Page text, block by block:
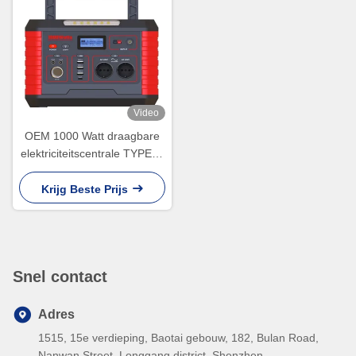
Video
OEM 1000 Watt draagbare
elektriciteitscentrale TYPE-C
Uitgang QC3.0 18W Voor
snel opladen
Krijg Beste Prijs
Snel contact
Adres
1515, 15e verdieping, Baotai gebouw, 182, Bulan Road,